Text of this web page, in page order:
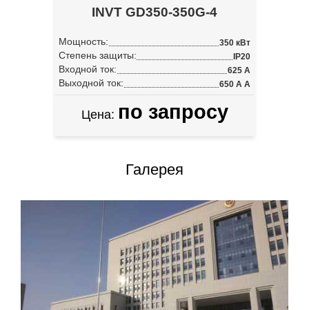
INVT GD350-350G-4
Мощность: 350 кВт
Степень защиты: IP20
Входной ток: 625 А
Выходной ток: 650 А А
Цена: по запросу
Галерея